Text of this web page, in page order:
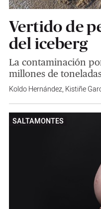
Vertido de
del iceberg
La contaminación
millones de
Koldo Hernández, Kistiñe
SALTAMONTES